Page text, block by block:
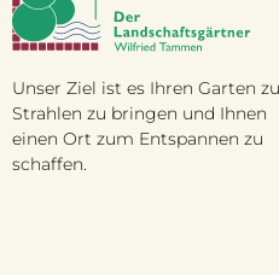
Unser Ziel ist es Ihren Garten
Strahlen zu bringen und Ihnen
einen Ort zum Entspannen zu
schaffen.